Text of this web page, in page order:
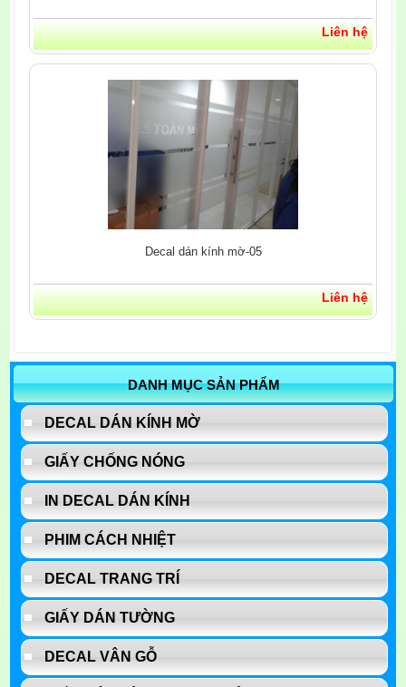
Liên hệ
Decal dán kính mờ-05
Liên hệ
DANH MỤC SẢN PHẨM
DECAL DÁN KÍNH MỜ
GIẤY CHỐNG NÓNG
IN DECAL DÁN KÍNH
PHIM CÁCH NHIỆT
DECAL TRANG TRÍ
GIẤY DÁN TƯỜNG
DECAL VÂN GỖ